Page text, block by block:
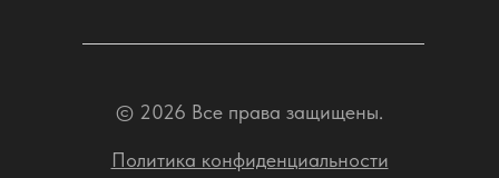
© 2026 Все права защищены.
Политика конфиденциальности